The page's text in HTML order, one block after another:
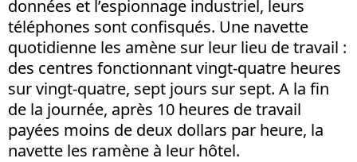
données et l’espionnage industriel, leurs
téléphones sont confisqués. Une navette
quotidienne les amène sur leur lieu de travail :
des centres fonctionnant vingt-quatre heures
sur vingt-quatre, sept jours sur sept. A la fin
de la journée, après 10 heures de travail
payées moins de deux dollars par heure, la
navette les ramène à leur hôtel.